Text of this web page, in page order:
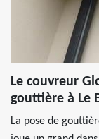
Le couvreur
gouttière à Le
La pose de